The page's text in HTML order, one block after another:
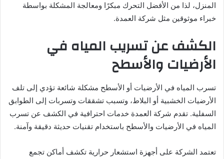
المنزل، لذا من الأفضل التحرك مبكرًا ومعالجة المشكلة بواسطة
خبراء موثوقين مثل شركة العمدة.
الكشف عن تسريب المياه في
الأرضيات والأسطح
تسرب المياه في الأرضيات أو الأسطح مشكلة شائعة تؤدي إلى تلف
الأرضيات الخشبية أو البلاط، وتسبب تشققات وتسربات إلى الطوابق
السفلية. تقدم شركة العمدة خدمات احترافية في الكشف عن تسرب
المياه في الأرضيات والأسطح باستخدام تقنيات حديثة دقيقة وآمنة.
تعتمد الشركة على أجهزة استشعار حرارية تكشف أماكن تجمع